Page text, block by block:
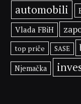
automobili
Vlada FBiH
top priče SASE
Njemačka